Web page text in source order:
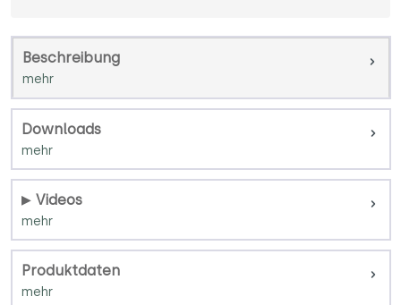
Beschreibung
Downloads
Videos
Produktdaten